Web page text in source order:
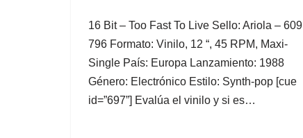
16 Bit ‎– Too Fast To Live Sello: Ariola – 609
796 Formato: Vinilo, 12 “, 45 RPM, Maxi-
Single País: Europa Lanzamiento: 1988
Género: Electrónico Estilo: Synth-pop [cue
id=”697”] Evalúa el vinilo y si es…